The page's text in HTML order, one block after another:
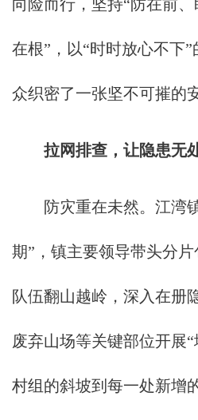
向险而行，坚持“防在前
在根”，以“时时放心不下
众织密了一张坚不可摧的
拉网排查，让隐患无
防灾重在未然。江湾镇
期”，镇主要领导带头分
队伍翻山越岭，深入在册
废弃山场等关键部位开展
村组的斜坡到每一处新增